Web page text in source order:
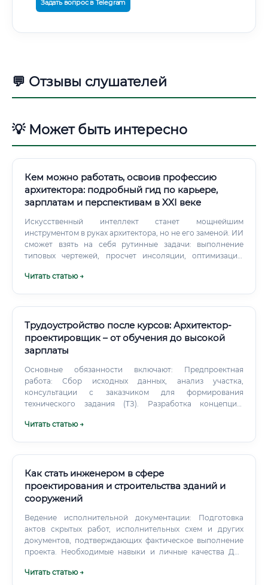
Задать вопрос в Telegram
💬 Отзывы слушателей
💡 Может быть интересно
Кем можно работать, освоив профессию
архитектора: подробный гид по карьере,
зарплатам и перспективам в XXI веке
Искусственный интеллект станет мощнейшим
инструментом в руках архитектора, но не его заменой. ИИ
сможет взять на себя рутинные задачи: выполнение
типовых чертежей, просчет инсоляции, оптимизацию
множества вариантов на стадии концепции. Это
Читать статью →
Трудоустройство после курсов: Архитектор-
проектировщик – от обучения до высокой
зарплаты
Основные обязанности включают: Предпроектная
работа: Сбор исходных данных, анализ участка,
консультации с заказчиком для формирования
технического задания (ТЗ). Разработка концепции:
основную идею, внешний вид, планировку и
Читать статью →
Как стать инженером в сфере
проектирования и строительства зданий и
сооружений
Ведение исполнительной документации: Подготовка
актов скрытых работ, исполнительных схем и других
документов, подтверждающих фактическое выполнение
проекта. Необходимые навыки и личные качества Для
технических знаний (Hard Skills) и личностных
Читать статью →